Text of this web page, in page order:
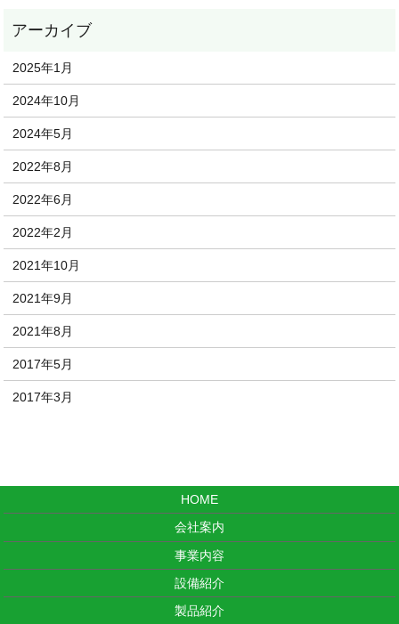
2025年1月
2024年10月
2024年5月
2022年8月
2022年6月
2022年2月
2021年10月
2021年9月
2021年8月
2017年5月
2017年3月
HOME
会社案内
事業内容
設備紹介
製品紹介